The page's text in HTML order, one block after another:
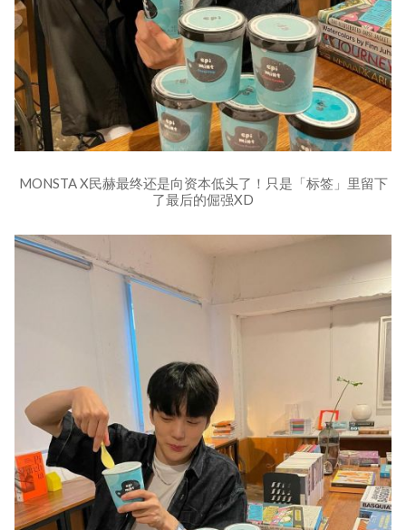
MONSTA X民赫最终还是向资本低头了！只是「标签」里留下
了最后的倔强XD